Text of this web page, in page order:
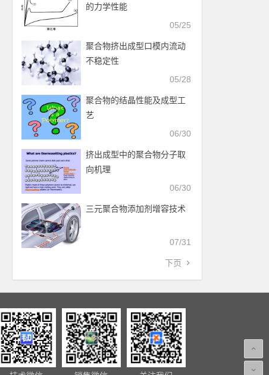
的力学性能
05/25
聚合物挤出成型口模内流动
不稳定性
05/28
聚合物的结晶性能及成型工
艺
06/30
挤出成型中的聚合物分子取
向机理
06/30
三元聚合物添加剂增容技术
07/31
下页